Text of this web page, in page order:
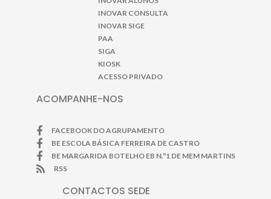
INOVAR CONSULTA
INOVAR SIGE
PAA
SIGA
KIOSK
ACESSO PRIVADO
ACOMPANHE-NOS
FACEBOOK DO AGRUPAMENTO
BE ESCOLA BÁSICA FERREIRA DE CASTRO
BE MARGARIDA BOTELHO EB N.º1 DE MEM MARTINS
RSS
CONTACTOS SEDE